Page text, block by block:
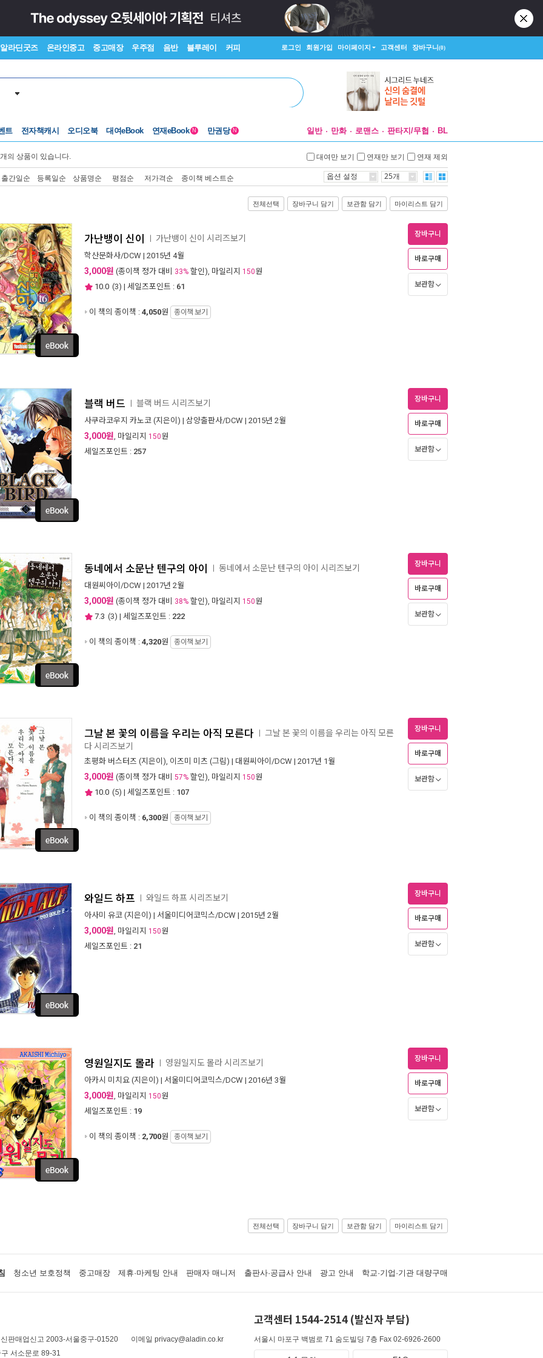
알라딘굿즈 온라인중고 중고매장 우주점 음반 블루레이 커피 로그인 회원가입 마이페이지 고객센터 장바구니(0)
트 전자책캐시 오디오북 대여eBook 연재eBook N 만권당 N 일반 만화 로맨스 판타지/무협 BL
개의 상품이 있습니다. 대여만 보기 연재만 보기 연재 제외
출간일순 등록일순 상품명순 평점순 저가격순 종이책 베스트순 옵션 설정 25개
전체선택 장바구니 담기 보관함 담기 마이리스트 담기
가난뱅이 신이 가난뱅이 신이 시리즈보기
학산문화사/DCW | 2015년 4월
3,000원 (종이책 정가 대비 33% 할인), 마일리지 150원
10.0 (3) | 세일즈포인트 : 61
이 책의 종이책 : 4,050원 종이책 보기
장바구니
바로구매
보관함
블랙 버드 블랙 버드 시리즈보기
사쿠라코우지 카노코 (지은이) | 삼양출판사/DCW | 2015년 2월
3,000원, 마일리지 150원
세일즈포인트 : 257
장바구니
바로구매
보관함
동네에서 소문난 텐구의 아이 동네에서 소문난 텐구의 아이 시리즈보기
대원씨아이/DCW | 2017년 2월
3,000원 (종이책 정가 대비 38% 할인), 마일리지 150원
7.3 (3) | 세일즈포인트 : 222
이 책의 종이책 : 4,320원 종이책 보기
장바구니
바로구매
보관함
그날 본 꽃의 이름을 우리는 아직 모른다 그날 본 꽃의 이름을 우리는 아직 모른
다 시리즈보기
초평화 버스터즈 (지은이), 이즈미 미츠 (그림) | 대원씨아이/DCW | 2017년 1월
3,000원 (종이책 정가 대비 57% 할인), 마일리지 150원
10.0 (5) | 세일즈포인트 : 107
이 책의 종이책 : 6,300원 종이책 보기
장바구니
바로구매
보관함
와일드 하프 와일드 하프 시리즈보기
아사미 유코 (지은이) | 서울미디어코믹스/DCW | 2015년 2월
3,000원, 마일리지 150원
세일즈포인트 : 21
장바구니
바로구매
보관함
영원일지도 몰라 영원일지도 몰라 시리즈보기
아카시 미치요 (지은이) | 서울미디어코믹스/DCW | 2016년 3월
3,000원, 마일리지 150원
세일즈포인트 : 19
이 책의 종이책 : 2,700원 종이책 보기
장바구니
바로구매
보관함
전체선택 장바구니 담기 보관함 담기 마이리스트 담기
청소년 보호정책 중고매장 제휴·마케팅 안내 판매자 매니저 출판사·공급사 안내 광고 안내 학교·기업·기관 대량구매
판매업신고 2003-서울중구-01520
이메일 privacy@aladin.co.kr
서소문로 89-31
고객센터 1544-2514 (발신자 부담)
서울시 마포구 백범로 71 숨도빌딩 7층 Fax 02-6926-2600